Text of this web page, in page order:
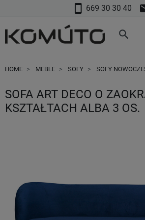
smartphone 669 30 30 40
search
HOME MEBLE SOFY SOFY
SOFA ART DECO O
KSZTAŁTACH ALBA 3 OS.